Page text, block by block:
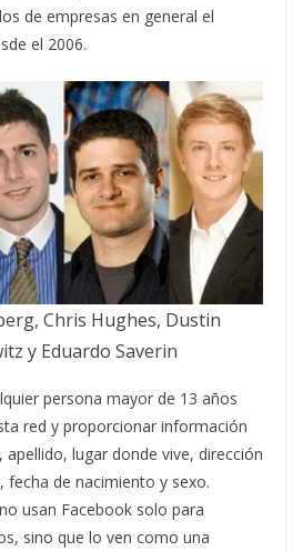
de empresas en general el
el 2006.
Chris Hughes, Dustin
y Eduardo Saverin
persona mayor de 13 años
red y proporcionar información
lugar donde vive, dirección
fecha de nacimiento y sexo.
usan Facebook solo para
sino que lo ven como una